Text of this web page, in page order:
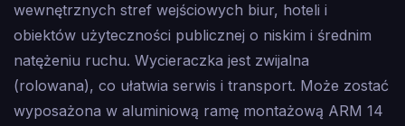
wewnętrznych stref wejściowych biur, hoteli i
obiektów użyteczności publicznej o niskim i średnim
natężeniu ruchu. Wycieraczka jest zwijalna
(rolowana), co ułatwia serwis i transport. Może zostać
wyposażona w aluminiową ramę montażową ARM 14